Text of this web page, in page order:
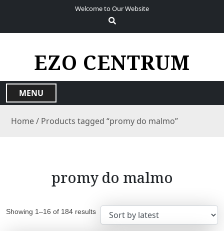
Welcome to Our Website
EZO CENTRUM
MENU
Home/ Products tagged “promy do malmo”
promy do malmo
Showing 1–16 of 184 results